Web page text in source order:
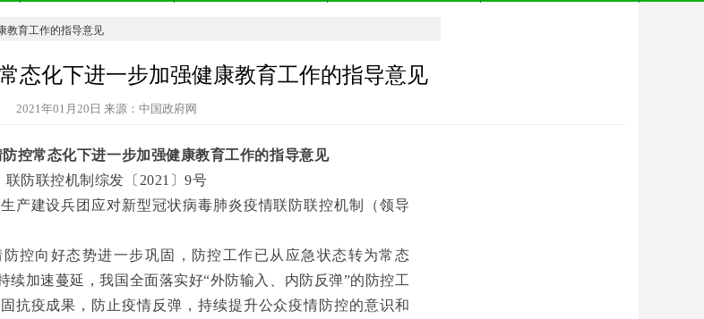
教育工作的指导意见
态化下进一步加强健康教育工作的指导意见
2021年01月20日 来源：中国政府网
控常态化下进一步加强健康教育工作的指导意见
联防联控机制综发〔2021〕9号
产建设兵团应对新型冠状病毒肺炎疫情联防联控机制（领导
控向好态势进一步巩固，防控工作已从应急状态转为常态
续加速蔓延，我国全面落实好“外防输入、内防反弹”的防控工
抗疫成果，防止疫情反弹，持续提升公众疫情防控的意识和